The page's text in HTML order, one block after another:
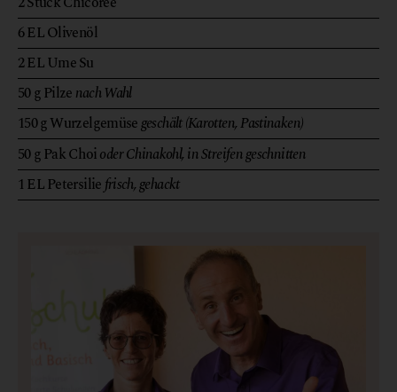
6ELOlivenöl
2ELUme Su
50gPilze nach Wahl
150gWurzelgemüsegeschält (Karotten, Pastinaken)
50gPak Choioder Chinakohl, in Streifen geschnitten
1 ELPetersilie frisch, gehackt